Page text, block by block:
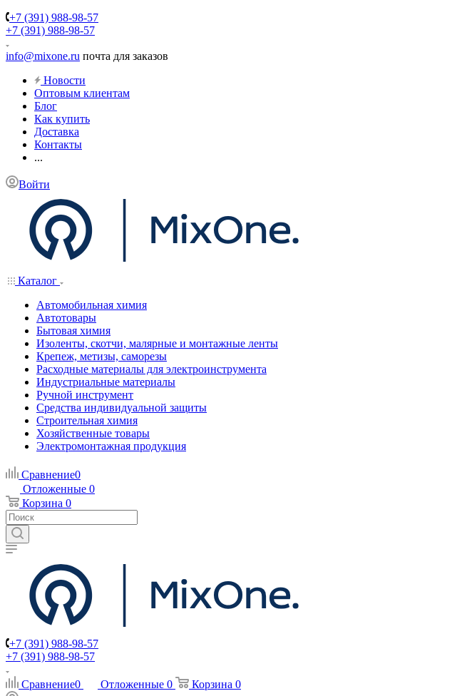
+7 (391) 988-98-57
+7 (391) 988-98-57
info@mixone.ru почта для заказов
Новости
Оптовым клиентам
Блог
Как купить
Доставка
Контакты
...
Войти
Каталог
Автомобильная химия
Автотовары
Бытовая химия
Изоленты, скотчи, малярные и монтажные ленты
Крепеж, метизы, саморезы
Расходные материалы для электроинструмента
Индустриальные материалы
Ручной инструмент
Средства индивидуальной защиты
Строительная химия
Хозяйственные товары
Электромонтажная продукция
Сравнение0
Отложенные 0
Корзина 0
+7 (391) 988-98-57
+7 (391) 988-98-57
Сравнение0 Отложенные 0 Корзина 0